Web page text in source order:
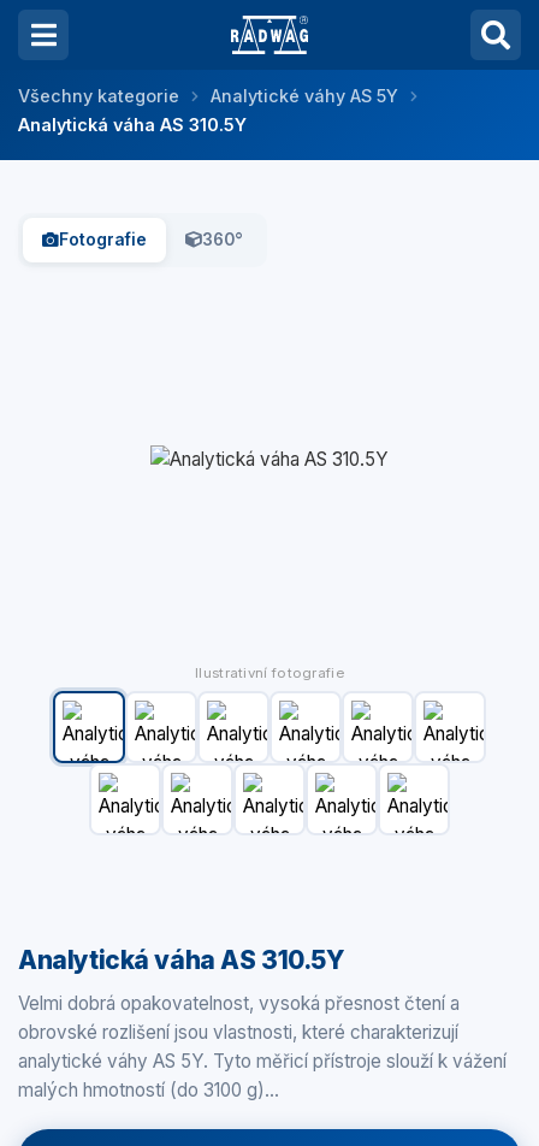
Všechny kategorie
Analytické váhy AS 5Y
Analytická váha AS 310.5Y
Fotografie 360°
Ilustrativní fotografie
Analytická váha AS 310.5Y
Velmi dobrá opakovatelnost, vysoká přesnost čtení a
obrovské rozlišení jsou vlastnosti, které charakterizují
analytické váhy AS 5Y. Tyto měřicí přístroje slouží k vážení
malých hmotností (do 3100 g)…